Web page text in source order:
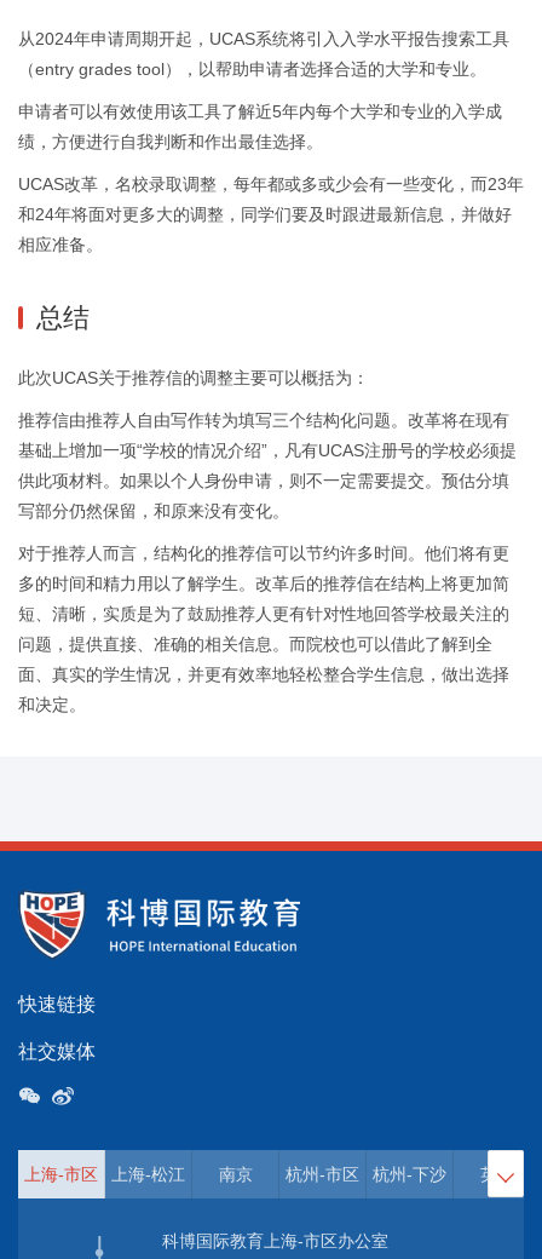
从2024年申请周期开起，UCAS系统将引入入学水平报告搜索工具
（entry grades tool），以帮助申请者选择合适的大学和专业。
申请者可以有效使用该工具了解近5年内每个大学和专业的入学成
绩，方便进行自我判断和作出最佳选择。
UCAS改革，名校录取调整，每年都或多或少会有一些变化，而23年
和24年将面对更多大的调整，同学们要及时跟进最新信息，并做好
相应准备。
总结
此次UCAS关于推荐信的调整主要可以概括为：
推荐信由推荐人自由写作转为填写三个结构化问题。改革将在现有
基础上增加一项“学校的情况介绍”，凡有UCAS注册号的学校必须提
供此项材料。如果以个人身份申请，则不一定需要提交。预估分填
写部分仍然保留，和原来没有变化。
对于推荐人而言，结构化的推荐信可以节约许多时间。他们将有更
多的时间和精力用以了解学生。改革后的推荐信在结构上将更加简
短、清晰，实质是为了鼓励推荐人更有针对性地回答学校最关注的
问题，提供直接、准确的相关信息。而院校也可以借此了解到全
面、真实的学生情况，并更有效率地轻松整合学生信息，做出选择
和决定。
快速链接
社交媒体
上海-市区 上海-松江 南京 杭州-市区 杭州-下沙 英国

科博国际教育上海-市区办公室